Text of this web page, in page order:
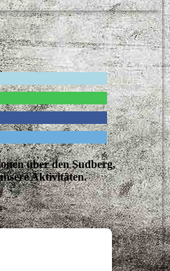
über den Sudberg,
Aktivitäten.